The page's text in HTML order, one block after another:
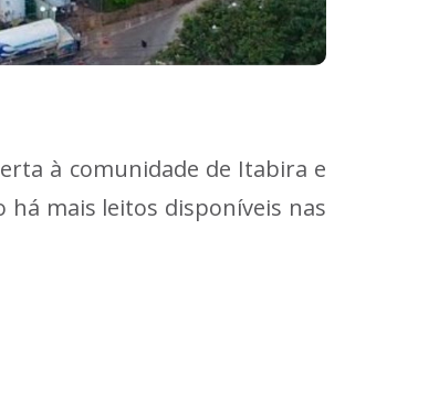
à comunidade de Itabira e
há mais leitos disponíveis nas